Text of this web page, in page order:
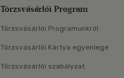
Törzsvásárlói Program
Törzsvásárlói Programunkról
Törzsvásárlói Kártya egyenlege
Törzsvásárlói szabályzat